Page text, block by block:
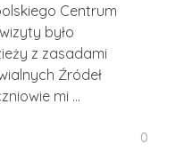
Centrum
było
z zasadami
Źródeł
mi ...
0